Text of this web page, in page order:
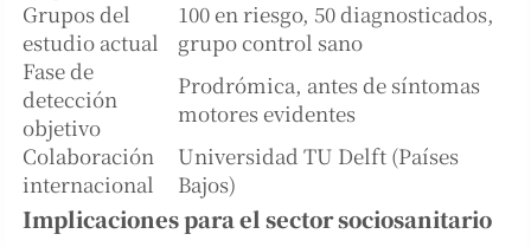
Grupos del
estudio actual
100 en riesgo, 50 diagnosticados,
grupo control sano
Fase de
detección
objetivo
Prodrómica, antes de síntomas
motores evidentes
Colaboración
internacional
Universidad TU Delft (Países
Bajos)
Implicaciones para el sector sociosanitario